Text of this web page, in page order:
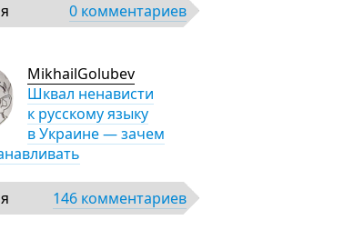
0 комментариев
MikhailGolubev
Шквал ненависти
к русскому языку
в Украине — зачем
146 комментариев